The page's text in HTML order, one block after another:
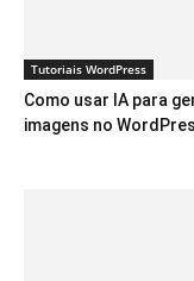
Tutoriais WordPress
Como usar IA para
imagens no